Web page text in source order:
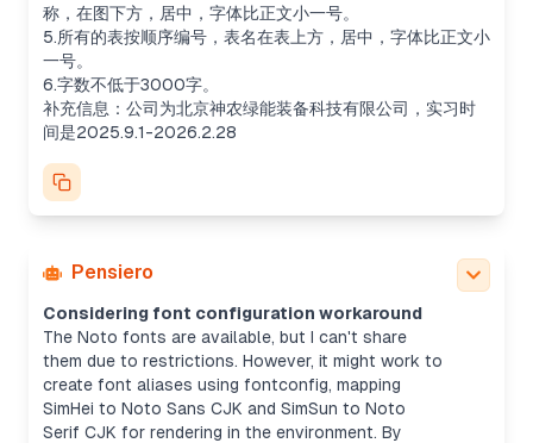
称，在图下方，居中，字体比正文小一号。
5.所有的表按顺序编号，表名在表上方，居中，字体比正文小
一号。
6.字数不低于3000字。
补充信息：公司为北京神农绿能装备科技有限公司，实习时
间是2025.9.1-2026.2.28
Pensiero
Considering font configuration workaround
The Noto fonts are available, but I can't share
them due to restrictions. However, it might work to
create font aliases using fontconfig, mapping
SimHei to Noto Sans CJK and SimSun to Noto
Serif CJK for rendering in the environment. By